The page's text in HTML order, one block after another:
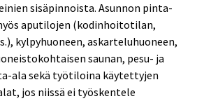
sisäpinnoista. Asunnon pinta-
aputilojen (kodinhoitotilan,
kylpyhuoneen, askarteluhuoneen,
saunan, pesu- ja
ala sekä työtiloina käytettyjen
jos niissä ei työskentele